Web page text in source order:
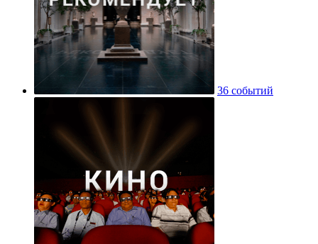
36 событий